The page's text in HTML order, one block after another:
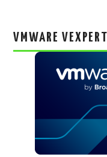
VMWARE VEXPERT